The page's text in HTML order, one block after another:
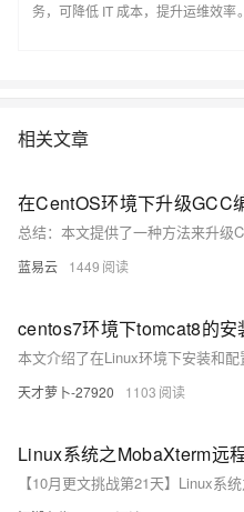
务，可降低 IT 成本，提升运维效率
本操作、动手实操快照管
相关文章
在CentOS环境下升级GCC
蓝易云 1449
centos7环境下tomcat8的安
天才萝卜-27920 1103